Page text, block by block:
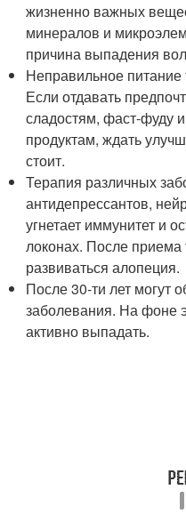
жизненно важных
минералов и
причина выпадения
Неправильное питание
Если отдавать
сладостям, фаст-фуду
продуктам, ждать
стоит.
Терапия различных
антидепрессантов,
угнетает иммунитет и
локонах. После
развиваться алопеция.
После 30-ти лет могут
заболевания. На фоне
активно выпадать.